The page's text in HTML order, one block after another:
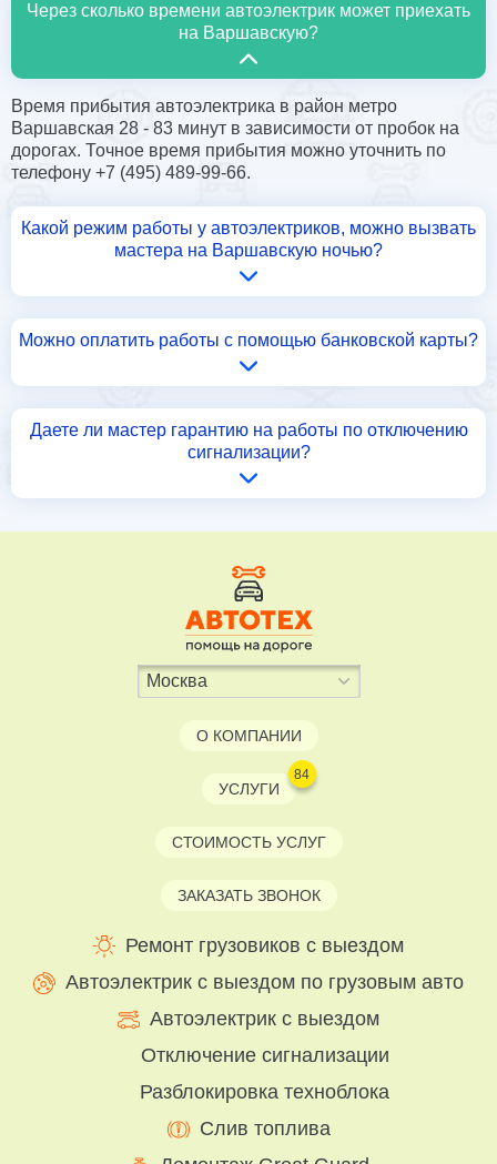
Через сколько времени автоэлектрик может приехать
на Варшавскую?
Время прибытия автоэлектрика в район метро
Варшавская 28 - 83 минут в зависимости от пробок на
дорогах. Точное время прибытия можно уточнить по
телефону +7 (495) 489-99-66.
Какой режим работы у автоэлектриков, можно вызвать
мастера на Варшавскую ночью?
Можно оплатить работы с помощью банковской карты?
Даете ли мастер гарантию на работы по отключению
сигнализации?
О КОМПАНИИ
УСЛУГИ
84
СТОИМОСТЬ УСЛУГ
ЗАКАЗАТЬ ЗВОНОК
Ремонт грузовиков с выездом
Автоэлектрик с выездом по грузовым авто
Автоэлектрик с выездом
Отключение сигнализации
Разблокировка техноблока
Слив топлива